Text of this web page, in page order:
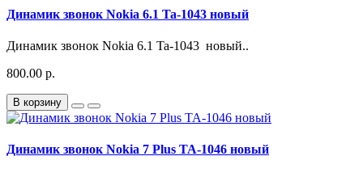
Динамик звонок Nokia 6.1 Ta-1043 новый
Динамик звонок Nokia 6.1 Ta-1043 новый..
800.00 р.
В корзину
Динамик звонок Nokia 7 Plus TA-1046 новый